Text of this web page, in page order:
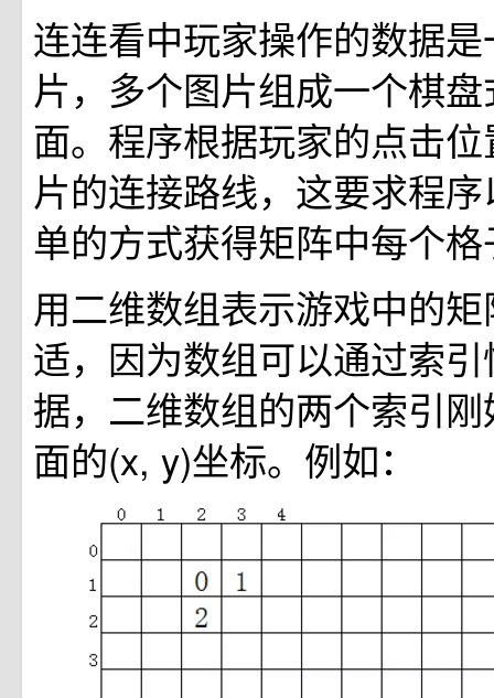
连连看中玩家操作的数据
片，多个图片组成一个棋
面。程序根据玩家的点击
片的连接路线，这要求程
单的方式获得矩阵中每个
用二维数组表示游戏中的
适，因为数组可以通过索
据，二维数组的两个索引
面的(x, y)坐标。例如：